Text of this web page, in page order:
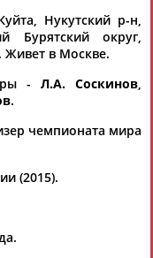
Юлия
АБАЛАКИНА
АБАШИДЗЕ
Нукутский р-н,
Бурятский округ,
Живет в Москве.
- Л.А. Соскинов,
.
чемпионата мира
(2015).